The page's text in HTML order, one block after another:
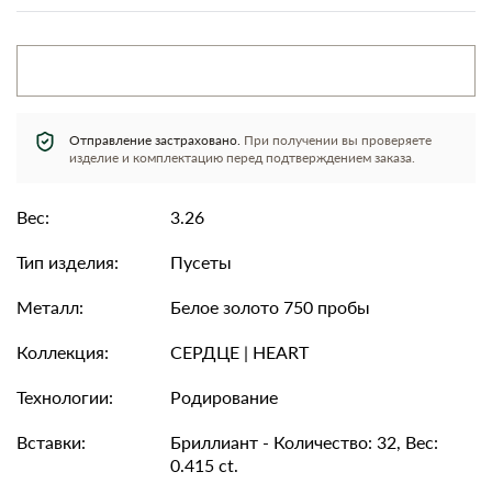
Отправление застраховано. При получении вы проверяете
изделие и комплектацию перед подтверждением заказа.
Вес:
3.26
Тип изделия:
Пусеты
Металл:
Белое золото 750 пробы
Коллекция:
СЕРДЦЕ | HEART
Технологии:
Родирование
Вставки:
Бриллиант - Количество: 32, Вес:
0.415 ct.